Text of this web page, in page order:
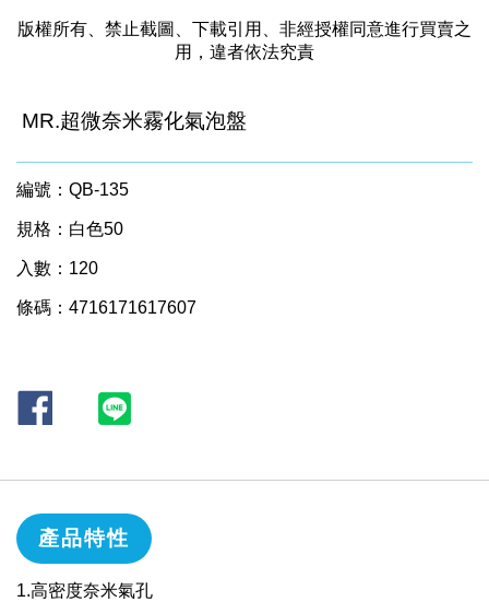
版權所有、禁止截圖、下載引用、非經授權同意進行買賣之
用，違者依法究責
MR.超微奈米霧化氣泡盤
編號：QB-135
規格：白色50
入數：120
條碼：4716171617607
產品特性
1.高密度奈米氣孔